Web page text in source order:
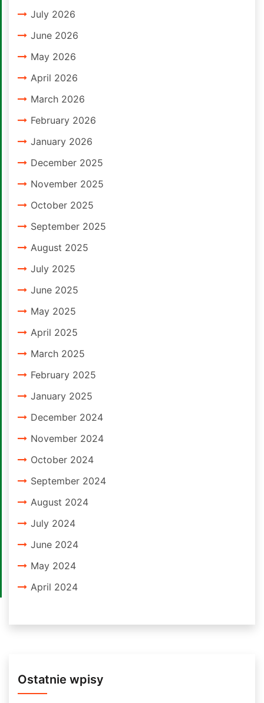
July 2026
June 2026
May 2026
April 2026
March 2026
February 2026
January 2026
December 2025
November 2025
October 2025
September 2025
August 2025
July 2025
June 2025
May 2025
April 2025
March 2025
February 2025
January 2025
December 2024
November 2024
October 2024
September 2024
August 2024
July 2024
June 2024
May 2024
April 2024
Ostatnie wpisy